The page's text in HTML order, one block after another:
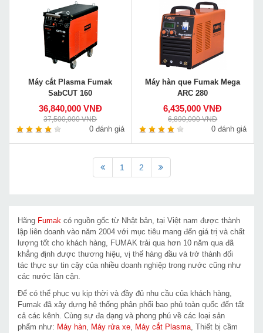
Máy cắt Plasma Fumak
SabCUT 160
36,840,000 VNĐ
37,500,000 VNĐ
0 đánh giá
Máy hàn que Fumak Mega
ARC 280
6,435,000 VNĐ
6,890,000 VNĐ
0 đánh giá
1 2
Hãng Fumak có nguồn gốc từ Nhật bản, tại Việt nam được thành
lập liên doanh vào năm 2004 với mục tiêu mang đến giá trị và chất
lượng tốt cho khách hàng, FUMAK trải qua hơn 10 năm qua đã
khẳng định được thương hiệu, vị thế hàng đầu và trở thành đối
tác thực sự tin cậy của nhiều doanh nghiệp trong nước cũng như
các nước lân cận.
Để có thể phục vụ kịp thời và đầy đủ nhu cầu của khách hàng,
Fumak đã xây dựng hệ thống phân phối bao phủ toàn quốc đến tất
cả các kênh. Cùng sự đa dạng và phong phú về các loại sản
phẩm như: Máy hàn, Máy rửa xe, Máy cắt Plasma, Thiết bị cầm